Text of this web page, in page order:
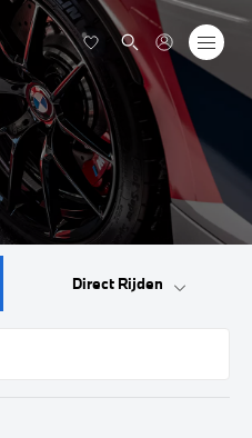
Direct Rijden